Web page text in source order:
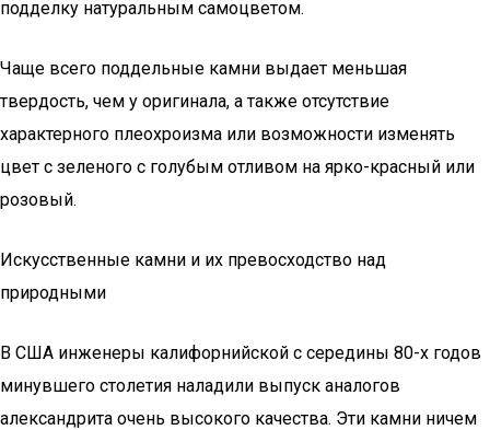
подделку натуральным самоцветом.
Чаще всего поддельные камни выдает меньшая
твердость, чем у оригинала, а также отсутствие
характерного плеохроизма или возможности изменять
цвет с зеленого с голубым отливом на ярко-красный или
розовый.
Искусственные камни и их превосходство над
природными
В США инженеры калифорнийской с середины 80-х годов
минувшего столетия наладили выпуск аналогов
александрита очень высокого качества. Эти камни ничем